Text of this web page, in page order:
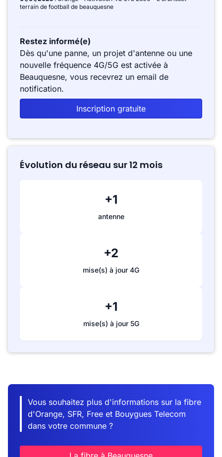
terrain de football de beauquesne
Restez informé(e)
Dès qu'une panne, un projet d'antenne ou une
nouvelle fréquence 4G/5G est activée à
Beauquesne, vous recevrez un email de
notification.
Inscription gratuite
Évolution du réseau sur 12 mois
+1
antenne
+2
mise(s) à jour 4G
+1
mise(s) à jour 5G
Vous souhaitez plus d'informations sur la fibre
d'Orange, SFR, Free et Bouygues Telecom
dans votre commune ?